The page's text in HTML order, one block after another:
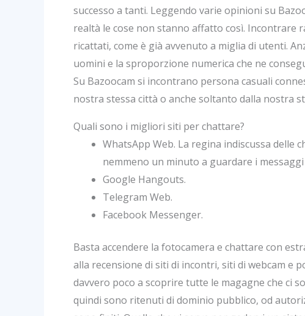
successo a tanti. Leggendo varie opinioni su
realtà le cose non stanno affatto così. Incontrare
ricattati, come è già avvenuto a miglia di utenti.
uomini e la sproporzione numerica che ne
Su Bazoocam si incontrano persona casuali
nostra stessa città o anche soltanto dalla nostra
Quali sono i migliori siti per chattare?
WhatsApp Web. La regina indiscussa
nemmeno un minuto a guardare i
Google Hangouts.
Telegram Web.
Facebook Messenger.
Basta accendere la fotocamera e chattare con
alla recensione di siti di incontri, siti di webcam e
davvero poco a scoprire tutte le magagne che ci
quindi sono ritenuti di dominio pubblico, od